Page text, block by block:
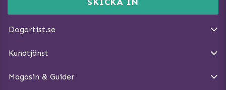
Dogartist.se
E-post:info@dogartist.se
Kundtjänst
Ångra Köp
Magasin & Guider
Så gör du promenaden roligare
Hundbäddar